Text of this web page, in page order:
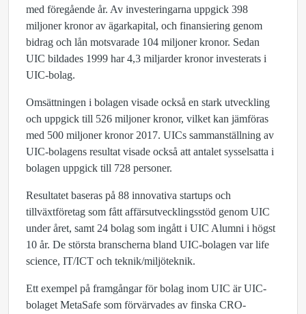
med föregående år. Av investeringarna uppgick 398
miljoner kronor av ägarkapital, och finansiering genom
bidrag och lån motsvarade 104 miljoner kronor. Sedan
UIC bildades 1999 har 4,3 miljarder kronor investerats i
UIC-bolag.
Omsättningen i bolagen visade också en stark utveckling
och uppgick till 526 miljoner kronor, vilket kan jämföras
med 500 miljoner kronor 2017. UICs sammanställning av
UIC-bolagens resultat visade också att antalet sysselsatta i
bolagen uppgick till 728 personer.
Resultatet baseras på 88 innovativa startups och
tillväxtföretag som fått affärsutvecklingsstöd genom UIC
under året, samt 24 bolag som ingått i UIC Alumni i högst
10 år. De största branscherna bland UIC-bolagen var life
science, IT/ICT och teknik/miljöteknik.
Ett exempel på framgångar för bolag inom UIC är UIC-
bolaget MetaSafe som förvärvades av finska CRO-